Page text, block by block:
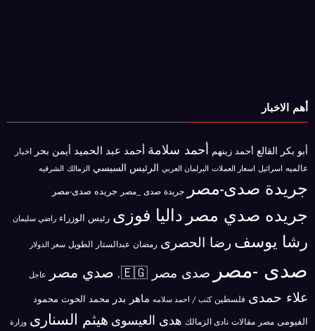
أهم الاخبار
أبو بكر القالع أحمد زينهم أحمد سلامة أحمد عبد الحميد أيمن بحر اخبار
عالميه اسرائيل اسعار العملات البرلمان العربي الرئيس السيسي الزمالك الشرقيه
جريدة صدى-مصر جريدة صدى _مصر جريده صدى-مصر
جريده صدي مصر داليا فوزى رئيس الوزراء راضي سليمان
رشا يوسف رضا الحصرى رمضان عبدالستار الطويل سعر الدولار
صدى -مصر صدى مصر 🇪🇬. صدي مصر عاجل
علاء حمدى فلسطين كتب / احمد سلامه ماهر بدر محمد الحوت محمود
الفيومى مصر مقالات نادى الزمالك هدى العيسوى هيثم السنارى وزارة